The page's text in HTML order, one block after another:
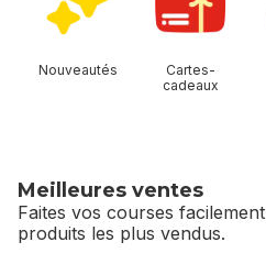
Nouveautés
Cartes-
cadeaux
Meilleures ventes
Faites vos courses
produits les plus vendus.